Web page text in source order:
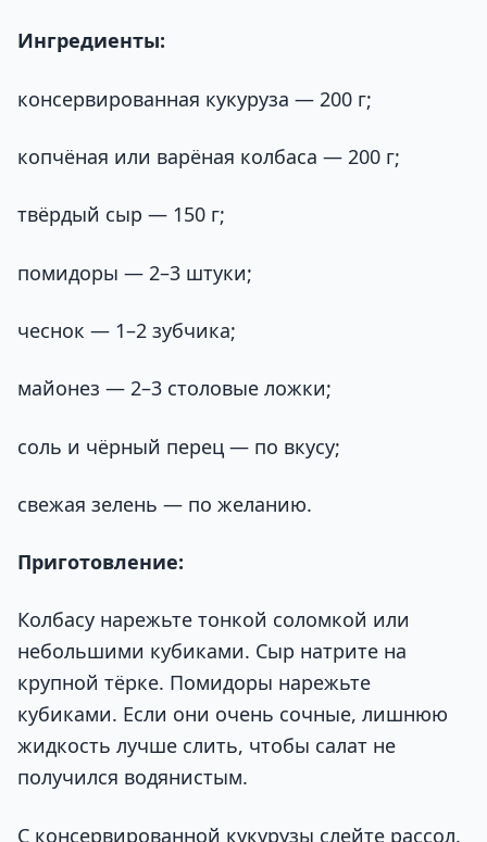
Ингредиенты:
консервированная кукуруза — 200 г;
копчёная или варёная колбаса — 200 г;
твёрдый сыр — 150 г;
помидоры — 2–3 штуки;
чеснок — 1–2 зубчика;
майонез — 2–3 столовые ложки;
соль и чёрный перец — по вкусу;
свежая зелень — по желанию.
Приготовление:
Колбасу нарежьте тонкой соломкой или
небольшими кубиками. Сыр натрите на
крупной тёрке. Помидоры нарежьте
кубиками. Если они очень сочные, лишнюю
жидкость лучше слить, чтобы салат не
получился водянистым.
С консервированной кукурузы слейте рассол.